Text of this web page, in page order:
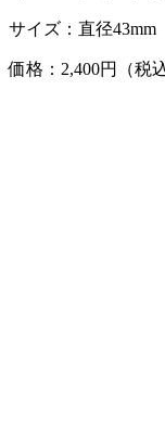
サイズ：直径43mm
価格：2,400円（税